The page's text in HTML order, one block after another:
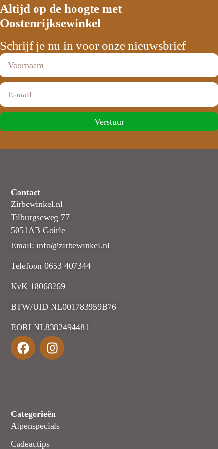
Altijd op de hoogte met
Oostenrijksewinkel
Schrijf je nu in voor onze nieuwsbrief
Verstuur
Contact
Zirbewinkel.nl
Tilburgseweg 77
5051AB Goirle
Email: info@zirbewinkel.nl
Telefoon 0653 407344
KvK 18068269
BTW/UID NL001783959B76
EORI NL8382494481
Categorieën
Alpenspecials
Cadeautips